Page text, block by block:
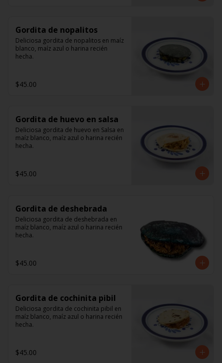
Gordita de nopalitos
Deliciosa gordita de nopalitos en maíz
blanco, maíz azul o harina recién
hecha.
$45.00
Gordita de huevo en salsa
Deliciosa gordita de huevo en Salsa en
maíz blanco, maíz azul o harina recién
hecha.
$45.00
Gordita de deshebrada
Deliciosa gordita de deshebrada en
maíz blanco, maíz azul o harina recién
hecha.
$45.00
Gordita de cochinita pibil
Deliciosa gordita de cochinita pibil en
maíz blanco, maíz azul o harina recién
hecha.
$45.00